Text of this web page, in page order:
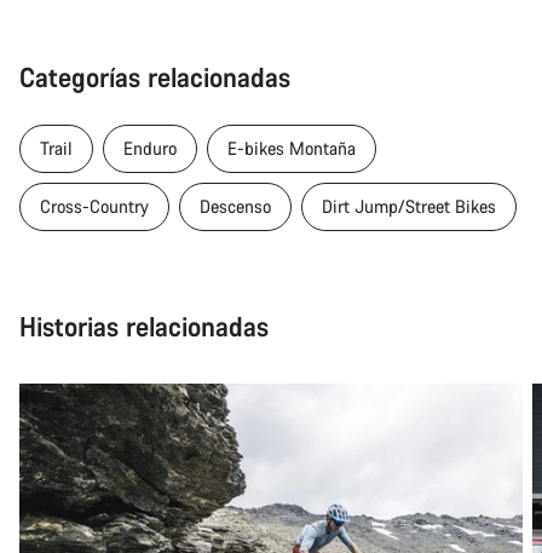
Categorías relacionadas
Trail Enduro E-bikes Montaña
Cross-Country Descenso Dirt Jump/Street Bikes
Historias relacionadas